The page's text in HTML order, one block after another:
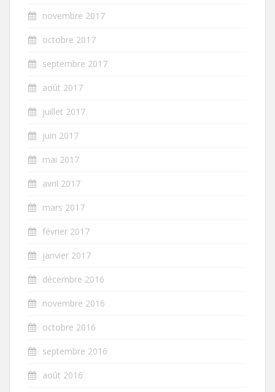
novembre 2017
octobre 2017
septembre 2017
août 2017
juillet 2017
juin 2017
mai 2017
avril 2017
mars 2017
février 2017
janvier 2017
décembre 2016
novembre 2016
octobre 2016
septembre 2016
août 2016